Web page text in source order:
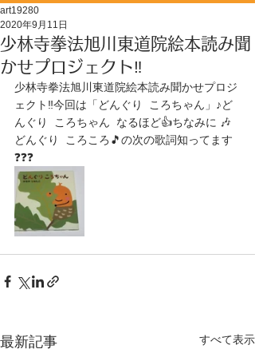
少林寺拳法旭川東道院絵本読み聞
かせプロジェクト‼️
art19280
2020年9月11日
少林寺拳法旭川東道院絵本読み聞かせプロジ
ェクト‼️今回は「どんぐり  ころちゃん」♪ど
んぐり  ころちゃん  なるほど👍ちなみに 🎶
どんぐり  ころころ🎵の次の歌詞知ってます
❓️❓️❓️
最新記事 すべて表示